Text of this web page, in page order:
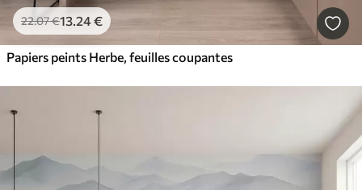
22.07€13.24€
Papiers peints Herbe, feuilles coupantes